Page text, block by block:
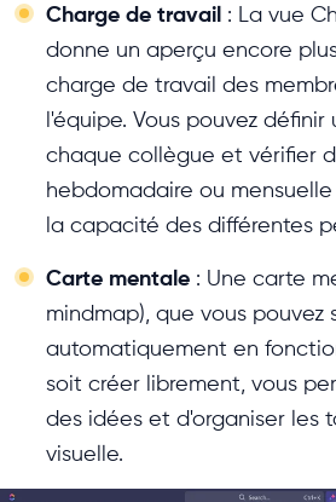
Charge de travail : La vue
donne un aperçu encore
charge de travail des
l'équipe. Vous pouvez
chaque collègue et vérifier
hebdomadaire ou
la capacité des différentes
Carte mentale : Une carte
mindmap), que vous pouvez
automatiquement en
soit créer librement, vous
des idées et d'organiser les
visuelle.